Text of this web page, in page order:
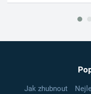
Jak zhubnout